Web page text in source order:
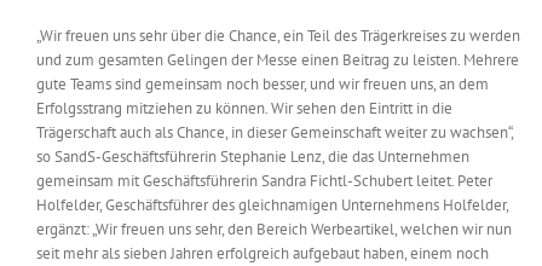
nach:
„Wir freuen uns sehr über die Chance, ein Teil des Trägerkreises zu werden
und zum gesamten Gelingen der Messe einen Beitrag zu leisten. Mehrere
gute Teams sind gemeinsam noch besser, und wir freuen uns, an dem
Erfolgsstrang mitziehen zu können. Wir sehen den Eintritt in die
Trägerschaft auch als Chance, in dieser Gemeinschaft weiter zu wachsen“,
so SandS-Geschäftsführerin Stephanie Lenz, die das Unternehmen
gemeinsam mit Geschäftsführerin Sandra Fichtl-Schubert leitet. Peter
Holfelder, Geschäftsführer des gleichnamigen Unternehmens Holfelder,
ergänzt: „Wir freuen uns sehr, den Bereich Werbeartikel, welchen wir nun
seit mehr als sieben Jahren erfolgreich aufgebaut haben, einem noch